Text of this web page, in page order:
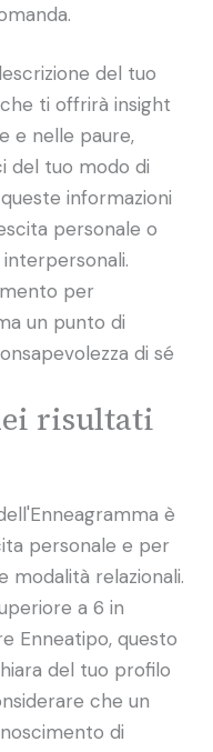
del tuo
ti offrirà insight
e nelle paure,
del tuo modo di
informazioni
personale o
per
un punto di
di sé
risultati
è
personale e per
modalità relazionali.
a 6 in
Enneatipo, questo
del tuo profilo
che un
di